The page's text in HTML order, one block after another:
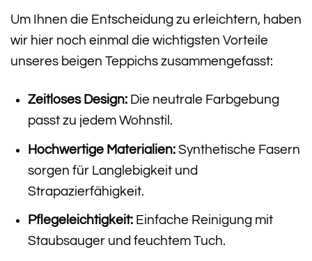
Um Ihnen die Entscheidung zu erleichtern, haben
wir hier noch einmal die wichtigsten Vorteile
unseres beigen Teppichs zusammengefasst:
Zeitloses Design:Die neutrale Farbgebung
passt zu jedem Wohnstil.
Hochwertige Materialien:Synthetische Fasern
sorgen für Langlebigkeit und
Strapazierfähigkeit.
Pflegeleichtigkeit:Einfache Reinigung mit
Staubsauger und feuchtem Tuch.